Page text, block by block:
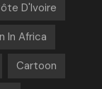
D'Ivoire
In Africa
Cartoon